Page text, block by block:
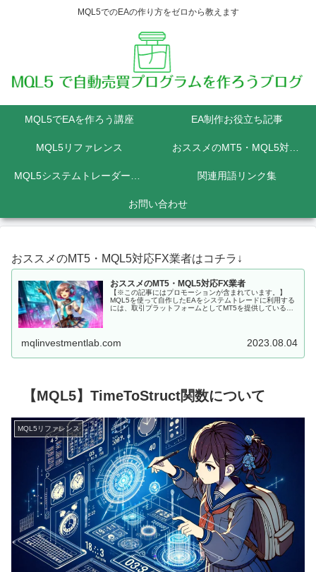
MQL5でのEAの作り方をゼロから教えます
MQL5でEAを作ろう講座 EA制作お役立ち記事
MQL5リファレンス おススメのMT5・MQL5対応FX業者
MQL5システムトレーダーの為のPython講座 関連用語リンク集
お問い合わせ
おススメのMT5・MQL5対応FX業者はコチラ↓
おススメのMT5・MQL5対応FX業者
【※この記事にはプロモーションが含まれています。】
MQL5を使って自作したEAをシステムトレードに利用する
には、取引プラットフォームとしてMT5を提供しているFX
mqlinvestmentlab.com 2023.08.04
【MQL5】TimeToStruct関数について
MQL5リファレンス